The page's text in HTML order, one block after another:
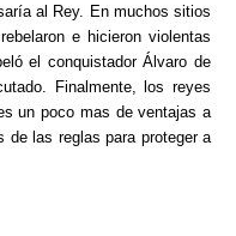
al Rey. En muchos sitios
e hicieron violentas
el conquistador Álvaro de
Finalmente, los reyes
un poco mas de ventajas a
de las reglas para proteger a